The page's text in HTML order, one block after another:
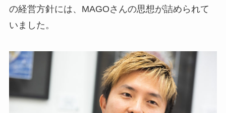
の経営方針には、MAGOさんの思想が詰められて
いました。